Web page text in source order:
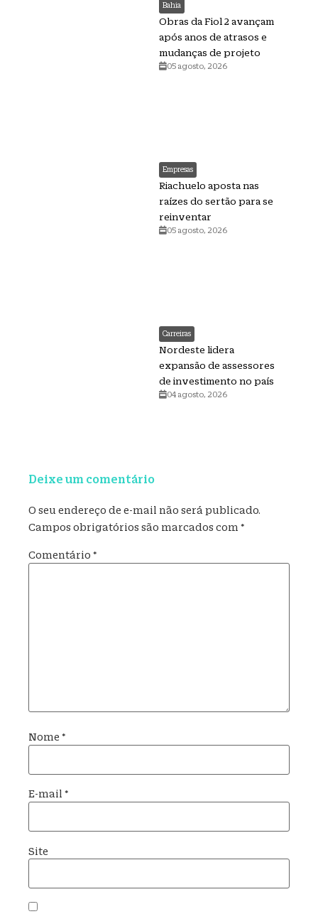
Bahia
Obras da Fiol 2 avançam
após anos de atrasos e
mudanças de projeto
05 agosto, 2026
Empresas
Riachuelo aposta nas
raízes do sertão para se
reinventar
05 agosto, 2026
Carreiras
Nordeste lidera
expansão de assessores
de investimento no país
04 agosto, 2026
Deixe um comentário
O seu endereço de e-mail não será publicado.
Campos obrigatórios são marcados com *
Comentário *
Nome *
E-mail *
Site